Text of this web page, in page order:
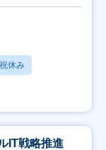
休み
IT戦略推進